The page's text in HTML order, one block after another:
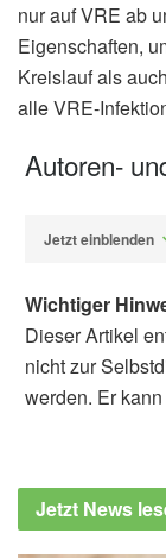
nur auf VRE ab
Eigenschaften,
Kreislauf als
alle VRE-
Autoren-
Jetzt einblenden
Wichtiger
Dieser Artikel
nicht zur
werden. Er
Jetzt News